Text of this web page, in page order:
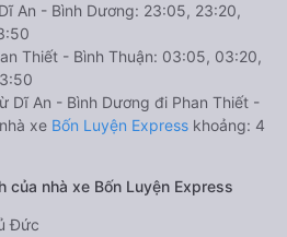
An - Bình Dương: 23:05, 23:20,
Thiết - Bình Thuận: 03:05, 03:20,
Dĩ An - Bình Dương đi Phan Thiết -
xe Bốn Luyện Express khoảng: 4
của nhà xe Bốn Luyện Express
Đức